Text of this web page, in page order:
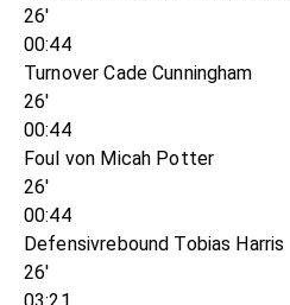
26'
00:44
Turnover Cade Cunningham
26'
00:44
Foul von Micah Potter
26'
00:44
Defensivrebound Tobias Harris
26'